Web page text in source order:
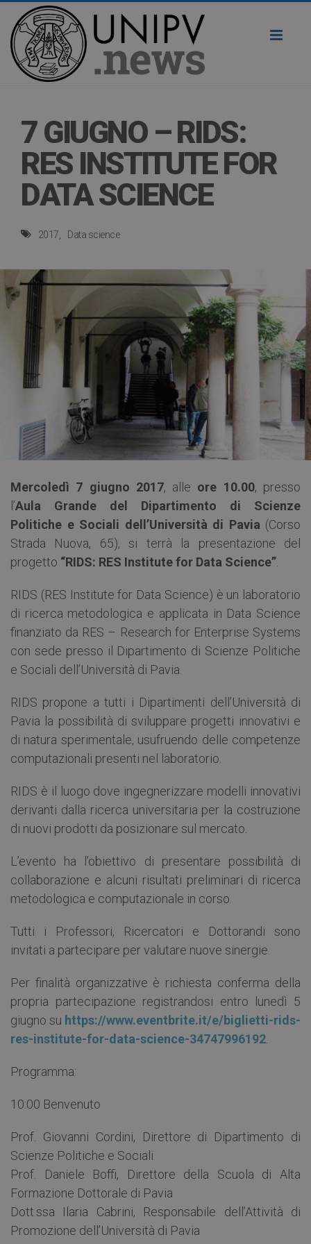
7 GIUGNO – RIDS:
RES INSTITUTE FOR
DATA SCIENCE
2017 Data science
Mercoledì 7 giugno 2017, alle ore 10.00, presso
l’Aula Grande del Dipartimento di Scienze
Politiche e Sociali dell’Università di Pavia (Corso
Strada Nuova, 65), si terrà la presentazione del
progetto “RIDS: RES Institute for Data Science”
RIDS (RES Institute for Data Science) è un laboratorio
di ricerca metodologica e applicata in Data Science
finanziato da RES – Research for Enterprise Systems
con sede presso il Dipartimento di Scienze Politiche
e Sociali dell’Università di Pavia.
RIDS propone a tutti i Dipartimenti dell’Università di
Pavia la possibilità di sviluppare progetti innovativi e
di natura sperimentale, usufruendo delle competenze
computazionali presenti nel laboratorio.
RIDS è il luogo dove ingegnerizzare modelli innovativi
derivanti dalla ricerca universitaria per la costruzione
di nuovi prodotti da posizionare sul mercato.
L’evento ha l’obiettivo di presentare possibilità di
collaborazione e alcuni risultati preliminari di ricerca
metodologica e computazionale in corso.
Tutti i Professori, Ricercatori e Dottorandi sono
invitati a partecipare per valutare nuove sinergie.
Per finalità organizzative è richiesta conferma della
propria partecipazione registrandosi entro lunedì 5
giugno su https://www.eventbrite.it/e/biglietti-rids-
res-institute-for-data-science-34747996192
Programma:
10:00 Benvenuto
Prof. Giovanni Cordini, Direttore di Dipartimento di
Scienze Politiche e Sociali
Prof. Daniele Boffi, Direttore della Scuola di Alta
Formazione Dottorale di Pavia
Dott.ssa Ilaria Cabrini, Responsabile dell’Attività di
Promozione dell’Università di Pavia